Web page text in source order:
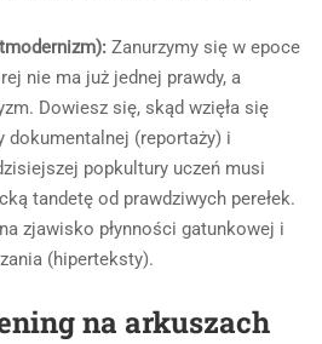
Zanurzymy się w epoce
nie ma już jednej prawdy, a
Dowiesz się, skąd wzięła się
dokumentalnej (reportaży) i
popkultury uczeń musi
tandetę od prawdziwych perełek.
zjawisko płynności gatunkowej i
(hiperteksty).
na arkuszach